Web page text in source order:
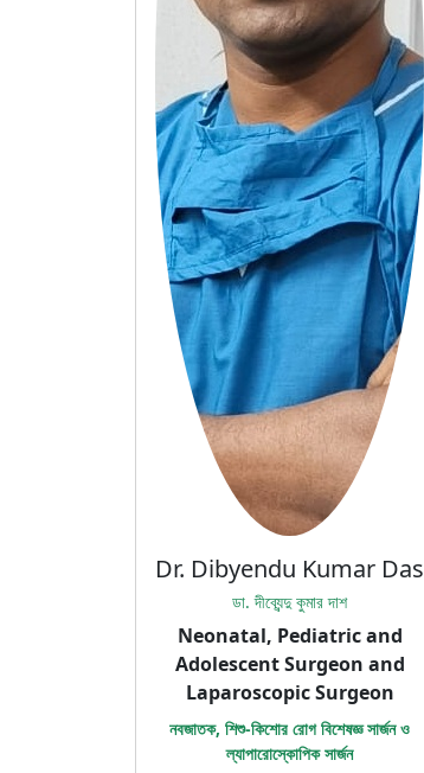
Dr. Dibyendu Kumar Das
ডা. দীব্যেন্দু কুমার দাশ
Neonatal, Pediatric and
Adolescent Surgeon and
Laparoscopic Surgeon
নবজাতক, শিশু-কিশোর রোগ বিশেষজ্ঞ সার্জন ও
ল্যাপারোস্কোপিক সার্জন